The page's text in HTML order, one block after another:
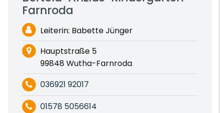
Farnroda
Leiterin: Babette Jünger
Hauptstraße 5
99848 Wutha-Farnroda
036921 92017
01578 5056614